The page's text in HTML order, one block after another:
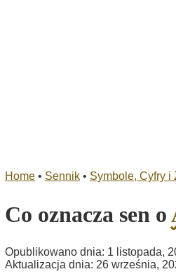
Home • Sennik • Symbole, Cyfry i
Co oznacza sen o
Opublikowano dnia: 1 listopada,
Aktualizacja dnia: 26 września,